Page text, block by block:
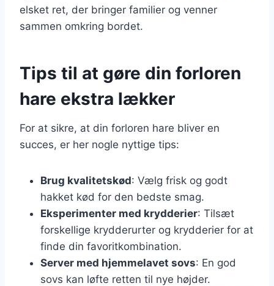
elsket ret, der bringer familier og venner
sammen omkring bordet.
Tips til at gøre din forloren
hare ekstra lækker
For at sikre, at din forloren hare bliver en
succes, er her nogle nyttige tips:
Brug kvalitetskød: Vælg frisk og godt
hakket kød for den bedste smag.
Eksperimenter med krydderier: Tilsæt
forskellige krydderurter og krydderier for at
finde din favoritkombination.
Server med hjemmelavet sovs: En god
sovs kan løfte retten til nye højder.